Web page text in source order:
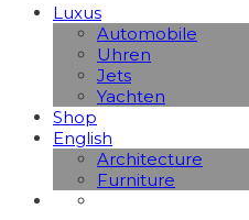
Luxus
Automobile
Uhren
Jets
Yachten
Shop
English
Architecture
Furniture